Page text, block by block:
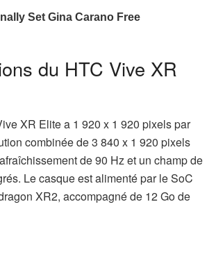
du HTC Vive XR
XR Elite a 1 920 x 1 920 pixels par
combinée de 3 840 x 1 920 pixels
de 90 Hz et un champ de
Le casque est alimenté par le SoC
XR2, accompagné de 12 Go de